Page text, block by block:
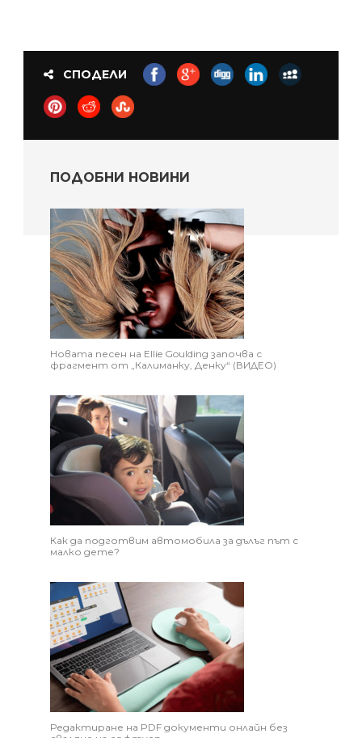
СПОДЕЛИ
ПОДОБНИ НОВИНИ
Новата песен на Ellie Goulding започва с
фрагмент от „Калиманку, Денку“ (ВИДЕО)
Как да подготвим автомобила за дълъг път с
малко дете?
Редактиране на PDF документи онлайн без